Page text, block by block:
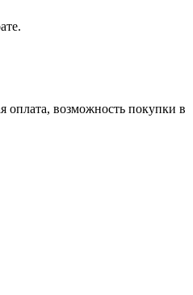
возможность покупки в